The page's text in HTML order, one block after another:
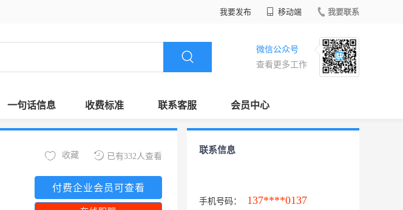
我要发布 移动端 我要联系
微信公众号
查看更多工作
一句话信息 收费标准 联系客服 会员中心
已有332人查看
收藏
付费企业会员可查看
联系信息
手机号码： 137****0137